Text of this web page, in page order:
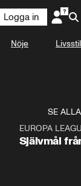
Logga in
Nöje Livsstil
SE ALLA
EUROPA
Självmål